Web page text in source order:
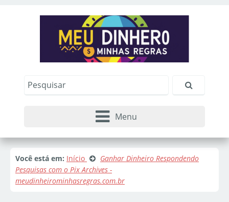
Menu
Você está em: Início
Ganhar Dinheiro Respondendo
Pesquisas com o Pix Archives -
meudinheirominhasregras.com.br